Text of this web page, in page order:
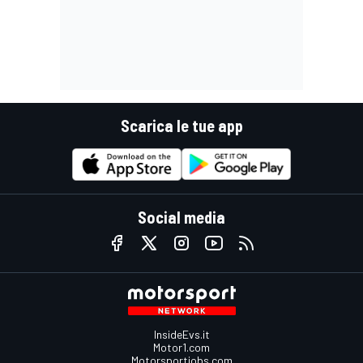
Scarica le tue app
Social media
InsideEvs.it
Motor1.com
Motorsportjobs.com